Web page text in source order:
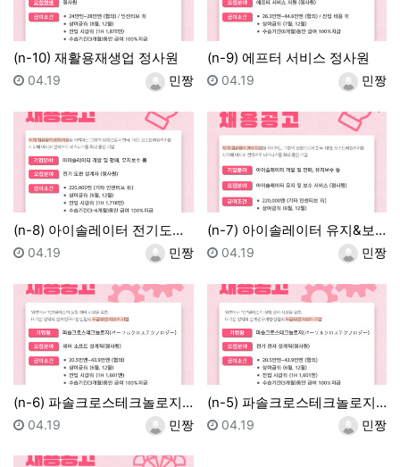
(n-10) 재활용재생업 정사원
등록자민짱
등록일
04.19
(n-9) 에프터 서비스 정사원
등록자민짱
등록일
04.19
(n-8) 아이솔레이터 전기도면설계 정사원
등록자민짱
등록일
04.19
(n-7) 아이솔레이터 유지&보수 서비스 정사원
등록자민짱
등록일
04.19
(n-6) 파솔크로스테크놀로지 제어소프트설계직 정사원
등록자민짱
등록일
04.19
(n-5) 파솔크로스테크놀로지 전기전자설계직 정사
등록자민짱
등록일
04.19